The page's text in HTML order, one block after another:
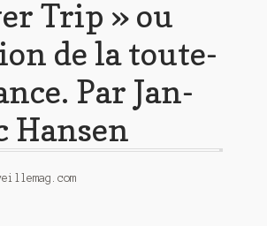
Trip » ou
de la toute-
Par Jan-
Hansen